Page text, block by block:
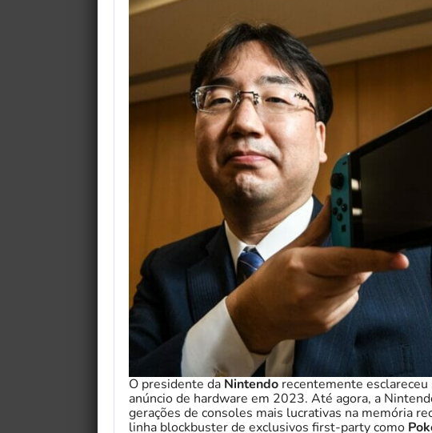
O presidente da Nintendo recentemente
anúncio de hardware em 2023. Até agora, a
gerações de consoles mais lucrativas na memória
linha blockbuster de exclusivos first-party como